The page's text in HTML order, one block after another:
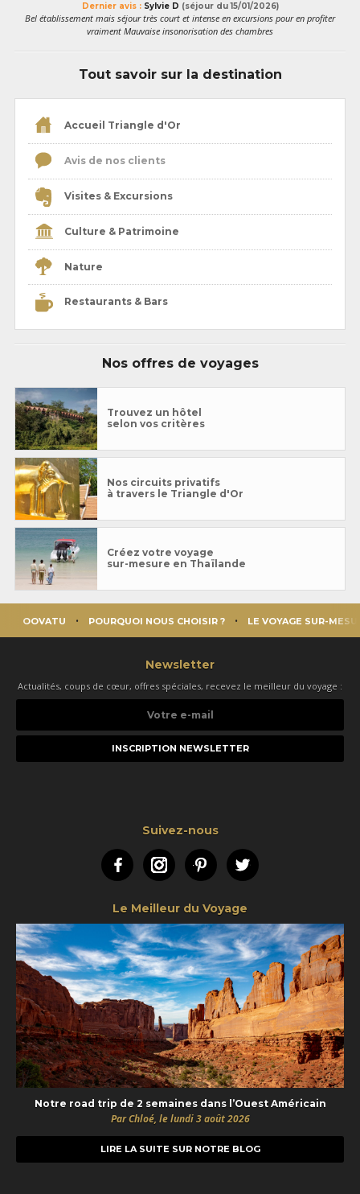
Dernier avis :Sylvie D (séjour du 15/01/2026)
Bel établissement mais séjour très court et intense en excursions pour en profiter
vraiment Mauvaise insonorisation des chambres
Tout savoir sur la destination
Accueil Triangle d'Or
Avis de nos clients
Visites & Excursions
Culture & Patrimoine
Nature
Restaurants & Bars
Nos offres de voyages
Trouvez un hôtel
selon vos critères
Nos circuits privatifs
à travers le Triangle d'Or
Créez votre voyage
sur-mesure en Thaïlande
OOVATU POURQUOI NOUS CHOISIR ? LE VOYAGE SUR-
Newsletter
Actualités, coups de cœur, offres spéciales, recevez le meilleur du voyage :
e-
Suivez-nous
FacebookInstagramPinterestTwitter
Le Meilleur du Voyage
Notre road trip de 2 semaines dans l’Ouest Américain
Par Chloé, le lundi 3 août 2026
LIRE LA SUITE SUR NOTRE BLOG